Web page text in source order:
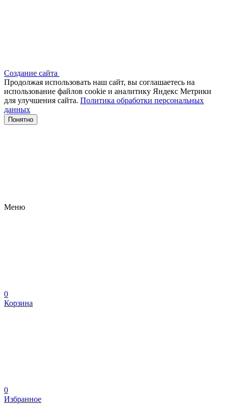
Создание сайта
Продолжая использовать наш сайт, вы соглашаетесь на
использование файлов сооkіе и аналитику Яндекс Метрики
для улучшения сайта. Политика обработки персональных
данных
Понятно
Меню
0
Корзина
0
Избранное